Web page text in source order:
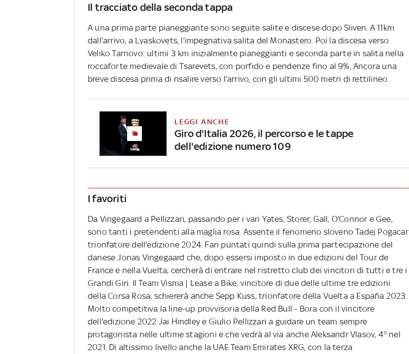
Il tracciato della seconda tappa
A una prima parte pianeggiante sono seguite salite e discese dopo Sliven. A 11km
dall’arrivo, a Lyaskovets, l’impegnativa salita del Monastero. Poi la discesa verso
Veliko Tarnovo: ultimi 3 km inizialmente pianeggianti e seconda parte in salita nella
roccaforte medievale di Tsarevets, con porfido e pendenze fino al 9%. Ancora una
breve discesa prima di risalire verso l’arrivo, con gli ultimi 500 metri di rettilineo.
LEGGI ANCHE
Giro d'Italia 2026, il percorso e le tappe
dell'edizione numero 109
I favoriti
Da Vingegaard a Pellizzari, passando per i vari Yates, Storer, Gall, O'Connor e Gee,
sono tanti i pretendenti alla maglia rosa. Assente il fenomeno sloveno Tadej Pogacar
trionfatore dell'edizione 2024. Fari puntati quindi sulla prima partecipazione del
danese Jonas Vingegaard che, dopo essersi imposto in due edizioni del Tour de
France e nella Vuelta, cercherà di entrare nel ristretto club dei vincitori di tutti e tre i
Grandi Giri. Il Team Visma | Lease a Bike, vincitore di due delle ultime tre edizioni
della Corsa Rosa, schiererà anche Sepp Kuss, trionfatore della Vuelta a España 2023.
Molto competitiva la line-up provvisoria della Red Bull - Bora con il vincitore
dell'edizione 2022 Jai Hindley e Giulio Pellizzari a guidare un team sempre
protagonista nelle ultime stagioni e che vedrà al via anche Aleksandr Vlasov, 4° nel
2021. Di altissimo livello anche la UAE Team Emirates XRG, con la terza